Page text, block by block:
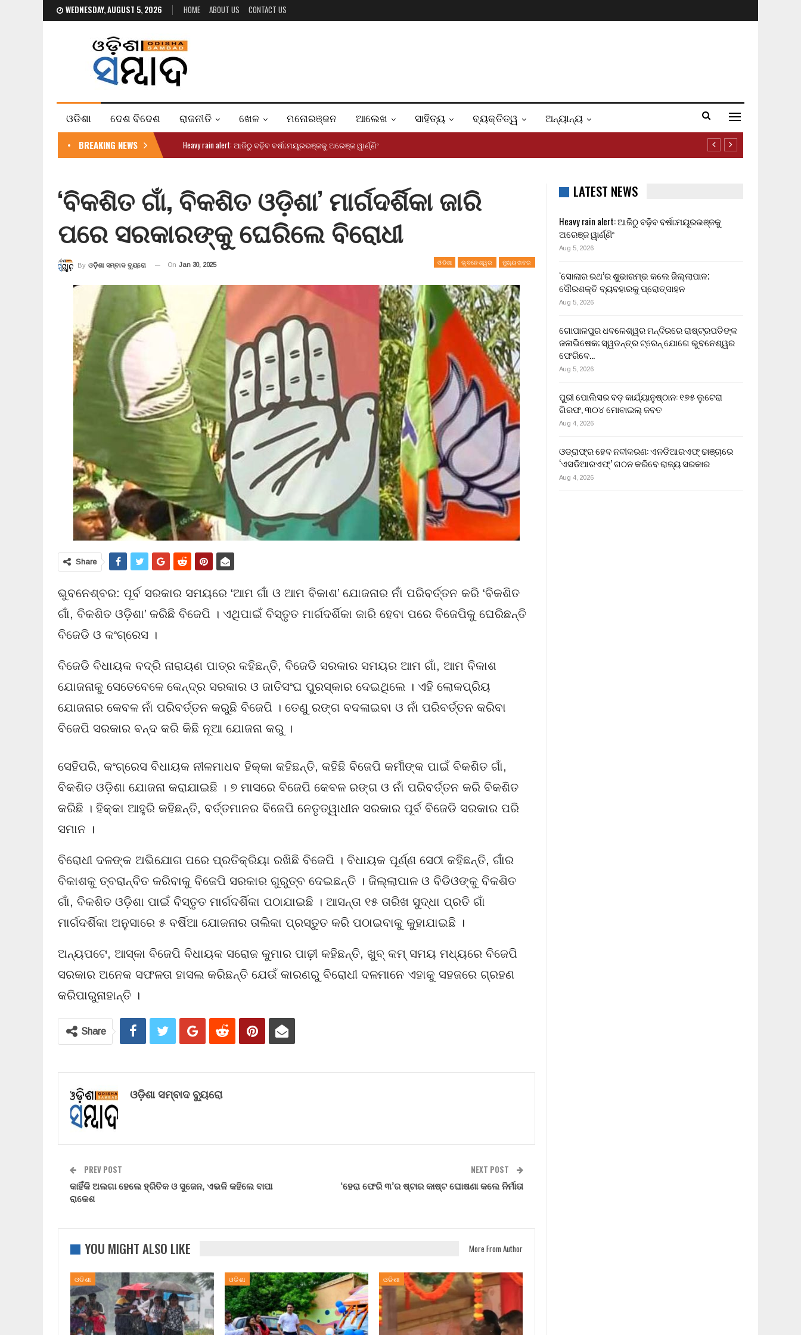
WEDNESDAY, AUGUST 5, 2026 HOME ABOUT US CONTACT US
ଓଡିଶା ଦେଶ ବିଦେଶ ରାଜନୀତି ଖେଳ ମନୋରଞ୍ଜନ ଆଲେଖ ସାହିତ୍ୟ ବ୍ୟକ୍ତିତ୍ୱ ଅନ୍ୟାନ୍ୟ
BREAKING NEWS Heavy rain alert: ଆଜିଠୁ ବଢ଼ିବ ବର୍ଷା;ମୟୂରଭଞ୍ଜକୁ ଅରେଞ୍ଜ ୱାର୍ଣ୍ଣିଂ
‘ବିକଶିତ ଗାଁ, ବିକଶିତ ଓଡ଼ିଶା’ ମାର୍ଗଦର୍ଶିକା ଜାରି
ପରେ ସରକାରଙ୍କୁ ଘେରିଲେ ବିରୋଧୀ
ଓଡିଶା ଭୁବନେଶ୍ୱର ମୁଖ୍ୟ ଖବର
By ଓଡ଼ିଶା ସମ୍ବାଦ ବ୍ୟୁରୋ On Jan 30, 2025
Share
ଭୁବନେଶ୍ବର: ପୂର୍ବ ସରକାର ସମୟରେ ‘ଆମ ଗାଁ ଓ ଆମ ବିକାଶ’ ଯୋଜନାର ନାଁ ପରିବର୍ତ୍ତନ କରି ‘ବିକଶିତ
ଗାଁ, ବିକଶିତ ଓଡ଼ିଶା’ କରିଛି ବିଜେପି । ଏଥିପାଇଁ ବିସ୍ତୃତ ମାର୍ଗଦର୍ଶିକା ଜାରି ହେବା ପରେ ବିଜେପିକୁ ଘେରିଛନ୍ତି
ବିଜେଡି ଓ କଂଗ୍ରେସ ।
ବିଜେଡି ବିଧାୟକ ବଦ୍ରି ନାରାୟଣ ପାତ୍ର କହିଛନ୍ତି, ବିଜେଡି ସରକାର ସମୟର ଆମ ଗାଁ, ଆମ ବିକାଶ
ଯୋଜନାକୁ ସେତେବେଳେ କେନ୍ଦ୍ର ସରକାର ଓ ଜାତିସଂଘ ପୁରସ୍କାର ଦେଇଥିଲେ । ଏହି ଲୋକପ୍ରିୟ
ଯୋଜନାର କେବଳ ନାଁ ପରିବର୍ତ୍ତନ କରୁଛି ବିଜେପି । ତେଣୁ ରଙ୍ଗ ବଦଳାଇବା ଓ ନାଁ ପରିବର୍ତ୍ତନ କରିବା
ବିଜେପି ସରକାର ବନ୍ଦ କରି କିଛି ନୂଆ ଯୋଜନା କରୁ ।
ସେହିପରି, କଂଗ୍ରେସ ବିଧାୟକ ନୀଳମାଧବ ହିକ୍କା କହିଛନ୍ତି, କହିଛି ବିଜେପି କର୍ମୀଙ୍କ ପାଇଁ ବିକଶିତ ଗାଁ,
ବିକଶିତ ଓଡ଼ିଶା ଯୋଜନା କରାଯାଇଛି । ୭ ମାସରେ ବିଜେପି କେବଳ ରଙ୍ଗ ଓ ନାଁ ପରିବର୍ତ୍ତନ କରି ବିକଶିତ
କରିଛି । ହିକ୍କା ଆହୁରି କହିଛନ୍ତି, ବର୍ତ୍ତମାନର ବିଜେପି ନେତୃତ୍ୱାଧୀନ ସରକାର ପୂର୍ବ ବିଜେଡି ସରକାର ପରି
ସମାନ ।
ବିରୋଧୀ ଦଳଙ୍କ ଅଭିଯୋଗ ପରେ ପ୍ରତିକ୍ରିୟା ରଖିଛି ବିଜେପି । ବିଧାୟକ ପୂର୍ଣ୍ଣ ସେଠୀ କହିଛନ୍ତି, ଗାଁର
ବିକାଶକୁ ତ୍ବରାନ୍ବିତ କରିବାକୁ ବିଜେପି ସରକାର ଗୁରୁତ୍ବ ଦେଇଛନ୍ତି । ଜିଲ୍ଲାପାଳ ଓ ବିଡିଓଙ୍କୁ ବିକଶିତ
ଗାଁ, ବିକଶିତ ଓଡ଼ିଶା ପାଇଁ ବିସ୍ତୃତ ମାର୍ଗଦର୍ଶିକା ପଠାଯାଇଛି । ଆସନ୍ତା ୧୫ ତାରିଖ ସୁଦ୍ଧା ପ୍ରତି ଗାଁ
ମାର୍ଗଦର୍ଶିକା ଅନୁସାରେ ୫ ବର୍ଷିଆ ଯୋଜନାର ତାଲିକା ପ୍ରସ୍ତୁତ କରି ପଠାଇବାକୁ କୁହାଯାଇଛି ।
ଅନ୍ୟପଟେ, ଆସ୍କା ବିଜେପି ବିଧାୟକ ସରୋଜ କୁମାର ପାଢ଼ୀ କହିଛନ୍ତି, ଖୁବ୍ କମ୍ ସମୟ ମଧ୍ୟରେ ବିଜେପି
ସରକାର ଅନେକ ସଫଳତା ହାସଲ କରିଛନ୍ତି ଯେଉଁ କାରଣରୁ ବିରୋଧୀ ଦଳମାନେ ଏହାକୁ ସହଜରେ ଗ୍ରହଣ
କରିପାରୁନାହାନ୍ତି ।
Share
ଓଡ଼ିଶା ସମ୍ବାଦ ବ୍ୟୁରୋ
PREV POST
କାହିଁକି ଅଲଗା ହେଲେ ହ୍ରିତିକ ଓ ସୁଜେନ, ଏଭଳି କହିଲେ ବାପା
ରାକେଶ
NEXT POST
‘ହେରା ଫେରି ୩’ର ଷ୍ଟାର କାଷ୍ଟ ଘୋଷଣା କଲେ ନିର୍ମାତା
YOU MIGHT ALSO LIKE More From Author
ଓଡିଶା ଓଡିଶା ଓଡିଶା
LATEST NEWS
Heavy rain alert: ଆଜିଠୁ ବଢ଼ିବ ବର୍ଷା;ମୟୂରଭଞ୍ଜକୁ
ଅରେଞ୍ଜ ୱାର୍ଣ୍ଣିଂ
Aug 5, 2026
‘ସୋଲାର ରଥ’ର ଶୁଭାରମ୍ଭ କଲେ ଜିଲ୍ଲାପାଳ;
ସୌରଶକ୍ତି ବ୍ୟବହାରକୁ ପ୍ରୋତ୍ସାହନ
Aug 5, 2026
ଗୋପାଳପୁର ଧବଳେଶ୍ୱର ମନ୍ଦିରରେ ରାଷ୍ଟ୍ରପତିଙ୍କ
ଜଳାଭିଷେକ; ସ୍ୱତନ୍ତ୍ର ଟ୍ରେନ୍‌ ଯୋଗେ ଭୁବନେଶ୍ୱର
ଫେରିବେ…
Aug 5, 2026
ପୁରୀ ପୋଲିସର ବଡ଼ କାର୍ଯ୍ୟାନୁଷ୍ଠାନ: ୧୭୫ ଲୁଟେରା
ଗିରଫ, ୩୦୪ ମୋବାଇଲ୍ ଜବତ
Aug 4, 2026
ଓଡ୍ରାଫ୍‌ର ହେବ ନବୀକରଣ: ଏନଡିଆରଏଫ୍ ଢାଞ୍ଚାରେ
‘ଏସଡିଆରଏଫ୍’ ଗଠନ କରିବେ ରାଜ୍ୟ ସରକାର
Aug 4, 2026